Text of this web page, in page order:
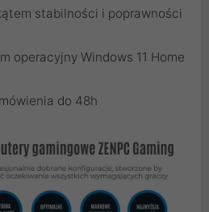
stabilności i poprawności
operacyjny Windows 11 Home
do 48h